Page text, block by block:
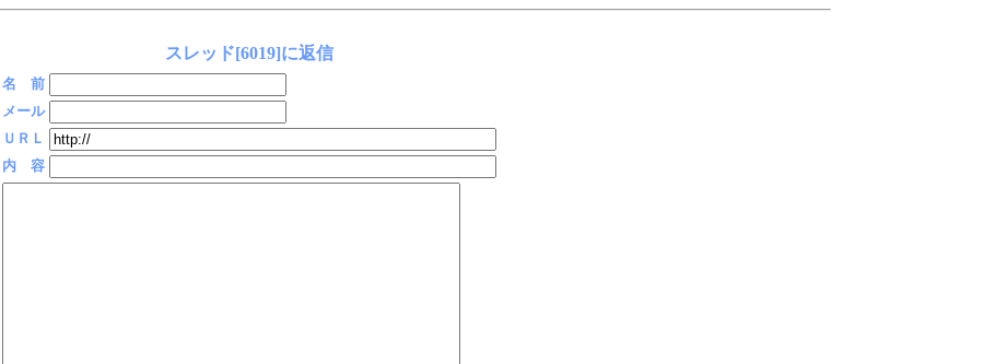
スレッド[6019]に返信
名 前
メール
ＵＲＬ
内 容